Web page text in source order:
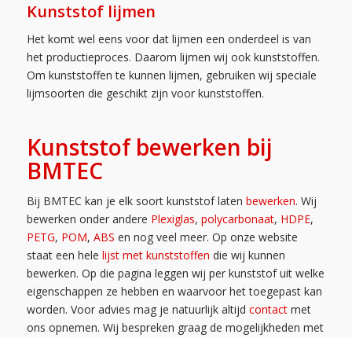
Kunststof lijmen
Het komt wel eens voor dat lijmen een onderdeel is van
het productieproces. Daarom lijmen wij ook kunststoffen.
Om kunststoffen te kunnen lijmen, gebruiken wij speciale
lijmsoorten die geschikt zijn voor kunststoffen.
Kunststof bewerken bij
BMTEC
Bij BMTEC kan je elk soort kunststof laten bewerken. Wij
bewerken onder andere Plexiglas, polycarbonaat, HDPE,
PETG, POM, ABS en nog veel meer. Op onze website
staat een hele lijst met kunststoffen die wij kunnen
bewerken. Op die pagina leggen wij per kunststof uit welke
eigenschappen ze hebben en waarvoor het toegepast kan
worden. Voor advies mag je natuurlijk altijd contactmet
ons opnemen. Wij bespreken graag de mogelijkheden met